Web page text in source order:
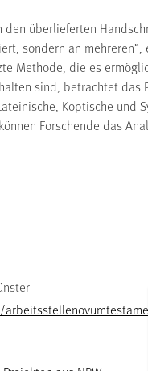
überlieferten
sondern an
Methode, die es
sind, betrachtet
Koptische und
können Forschende das